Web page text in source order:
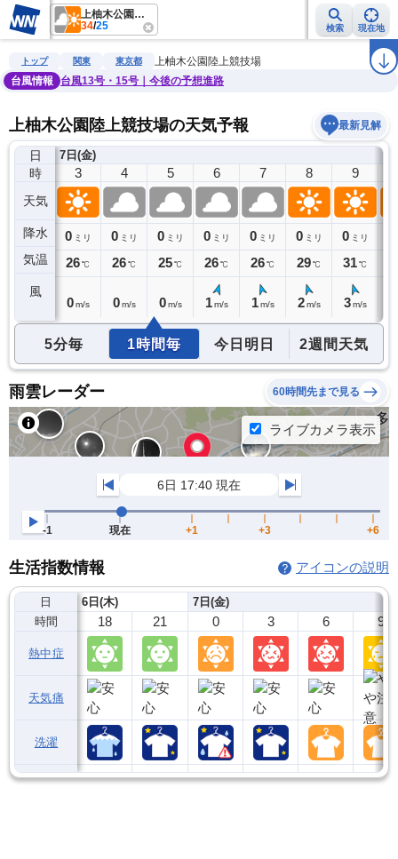
上柚木公園陸上競技場
34/25 検索 現在地
雨雲レーダー 台風情報 地震情報 警報・注意報 ラ
トップ 関東 東京都
上柚木公園陸上競技場
台風情報
台風13号・15号｜今後の予想進路
上柚木公園陸上競技場の天気予報 最新見解
日
時
天気
降水
気温
風
7日(金)
2
0ミリ
26℃
3
0 ミリ
26℃
0 m/s
4
0 ミリ
26℃
0 m/s
5
0 ミリ
25℃
0 m/s
6
0 ミリ
26℃
1 m/s
7
0 ミリ
26℃
1 m/s
8
0 ミリ
29℃
2 m/s
9
0 ミリ
31℃
3 m/s
5分毎 1時間毎 今日明日 2週間天気
雨雲レーダー 60時間先まで見る
生活指数情報 アイコンの説明
日
時間
熱中症
天気痛
洗濯
6日(木)
18 21
7日(金)
0 3 6 9